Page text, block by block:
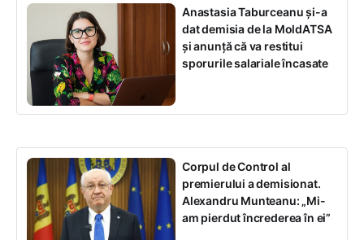
Anastasia Taburceanu și-a
dat demisia de la MoldATSA
și anunță că va restitui
sporurile salariale încasate
Corpul de Control al
premierului a demisionat.
Alexandru Munteanu: „Mi-
am pierdut încrederea în ei”